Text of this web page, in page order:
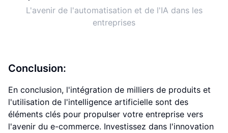
L'avenir de l'automatisation et de l'IA dans les
entreprises
Conclusion:
En conclusion, l'intégration de milliers de produits et
l'utilisation de l'intelligence artificielle sont des
éléments clés pour propulser votre entreprise vers
l'avenir du e-commerce. Investissez dans l'innovation